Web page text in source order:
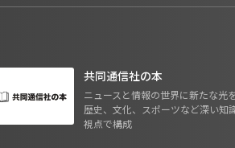
共同通信社の本
ニュースと情報の世界に新たな光
歴史、文化、スポーツなど深い知
視点で構成